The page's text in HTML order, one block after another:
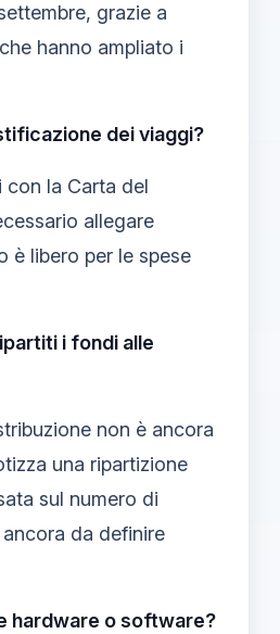
grazie a
hanno ampliato i
dei viaggi?
con la Carta del
allegare
è libero per le spese
i fondi alle
non è ancora
una ripartizione
sul numero di
da definire
hardware o software?